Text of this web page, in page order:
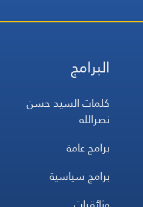
البرامج
كلمات السيد حسن
نصرالله
برامج عامة
برامج سياسية